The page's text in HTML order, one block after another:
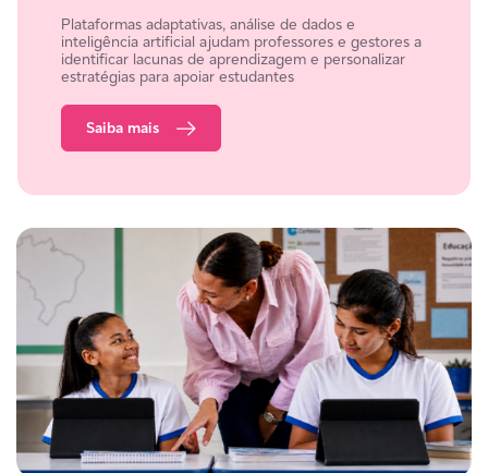
Plataformas adaptativas, análise de dados e
inteligência artificial ajudam professores e gestores a
identificar lacunas de aprendizagem e personalizar
estratégias para apoiar estudantes
Saiba mais